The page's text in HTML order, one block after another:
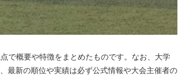
で概要や特徴をまとめたものです。なお、大学
最新の順位や実績は必ず公式情報や大会主催者の